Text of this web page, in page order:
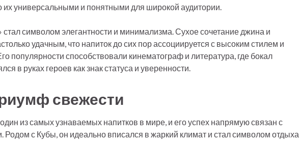
их универсальными и понятными для широкой аудитории.
символом элегантности и минимализма. Сухое сочетание джина и
удачным, что напиток до сих пор ассоциируется с высоким стилем и
популярности способствовали кинематограф и литература, где бокал
в руках героев как знак статуса и уверенности.
свежести
из самых узнаваемых напитков в мире, и его успех напрямую связан с
с Кубы, он идеально вписался в жаркий климат и стал символом отдыха